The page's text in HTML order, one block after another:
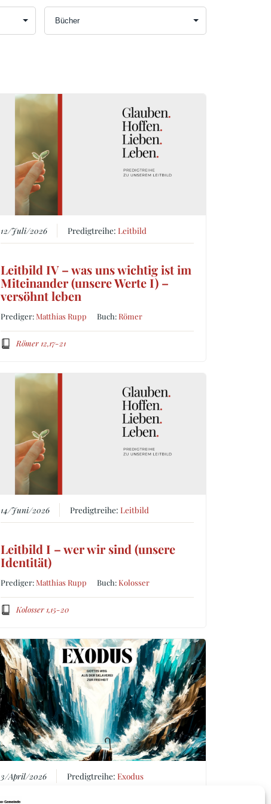
12/Juli/2026 Predigtreihe:Leitbild
Leitbild IV – was uns wichtig ist im
Miteinander (unsere Werte I) –
versöhnt leben
Prediger:Matthias Rupp Buch:Römer
Römer 12,17-21
14/Juni/2026 Predigtreihe:Leitbild
Leitbild I – wer wir sind (unsere
Identität)
Prediger: Matthias Rupp Buch: Kolosser
Kolosser 1,15-20
3/April/2026 Predigtreihe:Exodus